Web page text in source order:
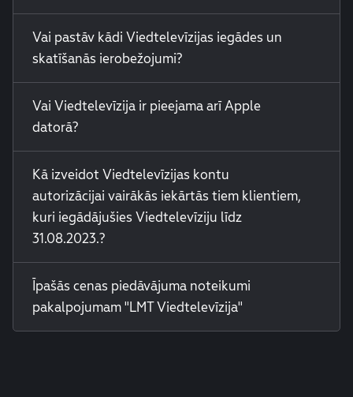
Vai pastāv kādi Viedtelevīzijas iegādes un
skatīšanās ierobežojumi?
Vai Viedtelevīzija ir pieejama arī Apple
datorā?
Kā izveidot Viedtelevīzijas kontu
autorizācijai vairākās iekārtās tiem klientiem,
kuri iegādājušies Viedtelevīziju līdz
31.08.2023.?
Īpašās cenas piedāvājuma noteikumi
pakalpojumam "LMT Viedtelevīzija"